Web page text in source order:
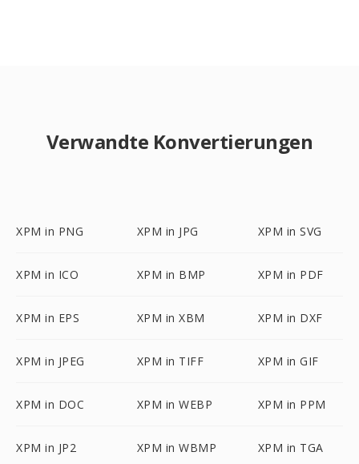
Verwandte Konvertierungen
XPM in PNG XPM in JPG XPM in SVG
XPM in ICO XPM in BMP XPM in PDF
XPM in EPS XPM in XBM XPM in DXF
XPM in JPEG XPM in TIFF XPM in GIF
XPM in DOC XPM in WEBP XPM in PPM
XPM in JP2 XPM in WBMP XPM in TGA